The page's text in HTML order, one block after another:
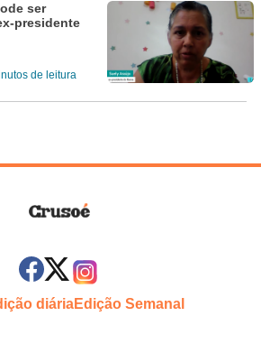
ser
presidente
de leitura
diáriaEdição Semanal